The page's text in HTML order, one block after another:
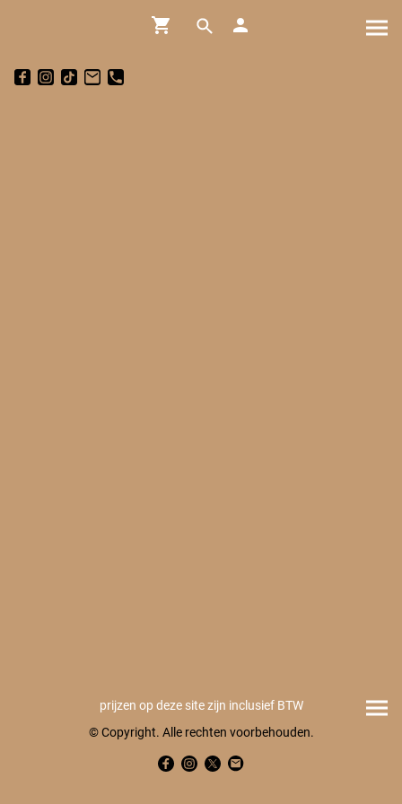
prijzen op deze site zijn inclusief BTW
© Copyright. Alle rechten voorbehouden.